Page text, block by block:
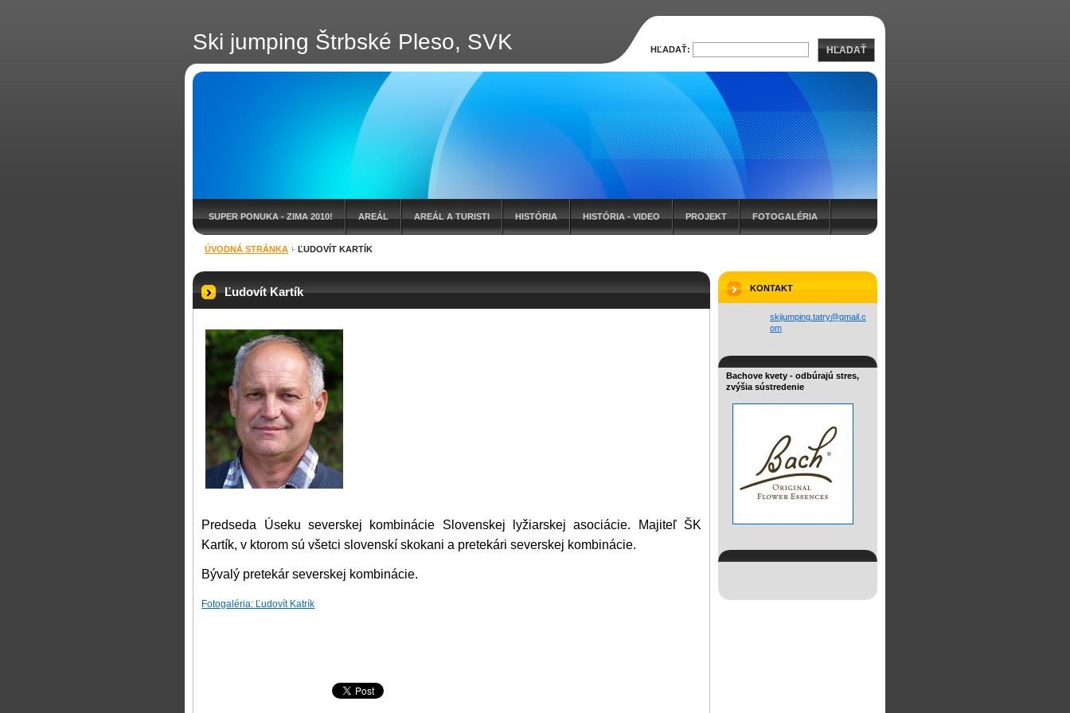
Ski jumping Štrbské Pleso, SVK
SUPER PONUKA - ZIMA 2010! AREÁL AREÁL A TURISTI HISTÓRIA HISTÓRIA - VIDEO PROJEKT FOTOGALÉRIA
BLOG
ÚVODNÁ STRÁNKA ĽUDOVÍT KARTÍK
Ľudovít Kartík
Predseda Úseku severskej kombinácie Slovenskej lyžiarskej asociácie. Majiteľ ŠK
Kartík, v ktorom sú všetci slovenskí skokani a pretekári severskej kombinácie.
Bývalý pretekár severskej kombinácie.
Fotogaléria: Ľudovít Katrík
KONTAKT
skijumping.tatry@gmail.c
om
Bachove kvety - odbúrajú stres,
zvýšia sústredenie
HĽADAŤ: HĽADAŤ